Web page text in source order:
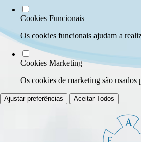
Cookies Funcionais
Os cookies funcionais ajudam a
Cookies Marketing
Os cookies de marketing são usados
Ajustar preferências Aceitar Todos